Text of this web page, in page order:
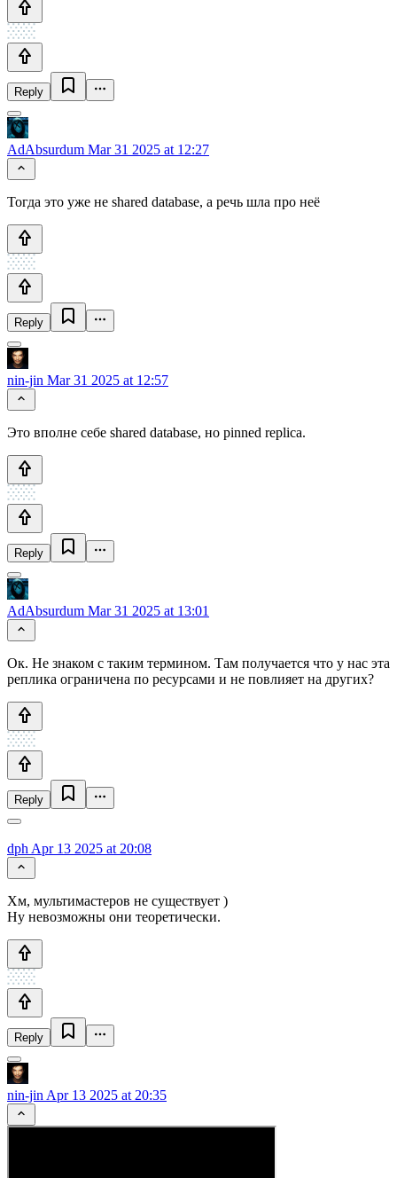
Reply
AdAbsurdum Mar 31 2025 at 12:27
Тогда это уже не shared database, а речь шла про неё
Reply
nin-jin Mar 31 2025 at 12:57
Это вполне себе shared database, но pinned replica.
Reply
AdAbsurdum Mar 31 2025 at 13:01
Ок. Не знаком с таким термином. Там получается что у нас эта
реплика ограничена по ресурсами и не повлияет на других?
Reply
dph Apr 13 2025 at 20:08
Хм, мультимастеров не существует )
Ну невозможны они теоретически.
Reply
nin-jin Apr 13 2025 at 20:35